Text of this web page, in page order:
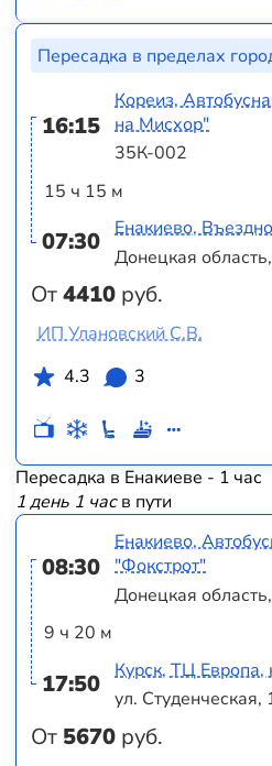
Пересадка в пределах
16:15
15 ч 15 м
07:30
От4410 руб.
Кореиз,
на Мисхор"
35К-002
Енакиево,
Донецкая
ИП Улановский С.В.
4.3
3
Пересадка в Енакиеве - 1 час
1 день 1 часв пути
08:30
9 ч 20 м
17:50
От 5670 руб.
Енакиево,
"Фокстрот"
Донецкая
Курск, ТЦ Европа,
ул. Студенческая,